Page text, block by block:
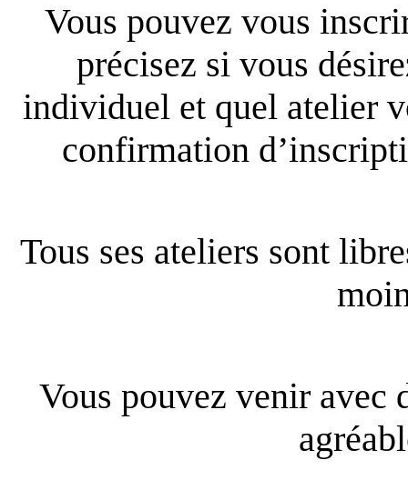
Vous pouvez vous
précisez si vous
individuel et quel atelier
confirmation
Tous ses ateliers sont
Vous pouvez venir avec